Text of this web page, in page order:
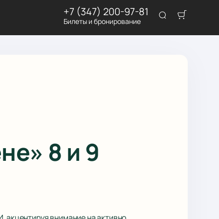
+7 (347) 200-97-81
Билеты и бронирование
8 и 9